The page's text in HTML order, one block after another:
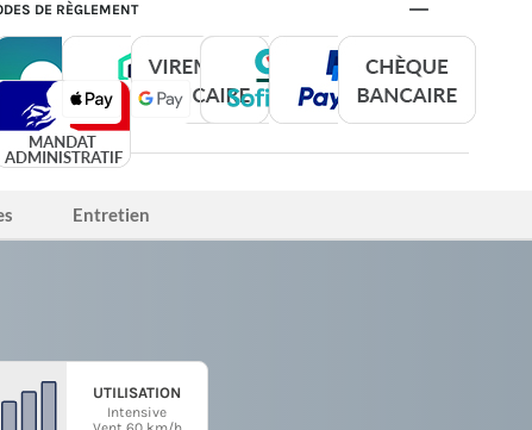
DE RÈGLEMENT
Entretien
UTILISATION
Intensive